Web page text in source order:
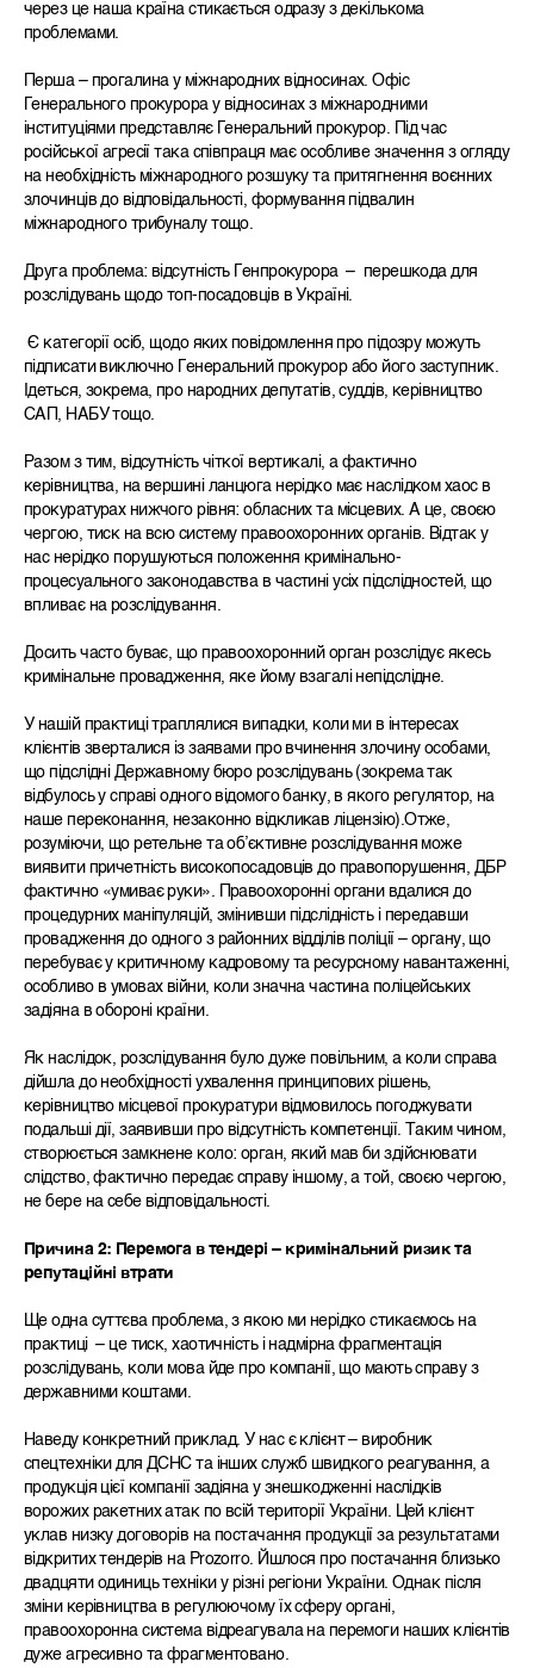
через це наша країна стикається одразу з декількома
проблемами.
Перша – прогалина у міжнародних відносинах. Офіс
Генерального прокурора у відносинах з міжнародними
інституціями представляє Генеральний прокурор. Під час
російської агресії така співпраця має особливе значення з огляду
на необхідність міжнародного розшуку та притягнення воєнних
злочинців до відповідальності, формування підвалин
міжнародного трибуналу тощо.
Друга проблема: відсутність Генпрокурора – перешкода для
розслідувань щодо топ-посадовців в Україні.
Є категорії осіб, щодо яких повідомлення про підозру можуть
підписати виключно Генеральний прокурор або його заступник.
Ідеться, зокрема, про народних депутатів, суддів, керівництво
САП, НАБУ тощо.
Разом з тим, відсутність чіткої вертикалі, а фактично
керівництва, на вершині ланцюга нерідко має наслідком хаос в
прокуратурах нижчого рівня: обласних та місцевих. А це, своєю
чергою, тиск на всю систему правоохоронних органів. Відтак у
нас нерідко порушуються положення кримінально-
процесуального законодавства в частині усіх підслідностей, що
впливає на розслідування.
Досить часто буває, що правоохоронний орган розслідує якесь
кримінальне провадження, яке йому взагалі непідслідне.
У нашій практиці траплялися випадки, коли ми в інтересах
клієнтів зверталися із заявами про вчинення злочину особами,
що підслідні Державному бюро розслідувань (зокрема так
відбулось у справі одного відомого банку, в якого регулятор, на
наше переконання, незаконно відкликав ліцензію).Отже,
розуміючи, що ретельне та об’єктивне розслідування може
виявити причетність високопосадовців до правопорушення, ДБР
фактично «умиває руки». Правоохоронні органи вдалися до
процедурних маніпуляцій, змінивши підслідність і передавши
провадження до одного з районних відділів поліції – органу, що
перебуває у критичному кадровому та ресурсному навантаженні,
особливо в умовах війни, коли значна частина поліцейських
задіяна в обороні країни.
Як наслідок, розслідування було дуже повільним, а коли справа
дійшла до необхідності ухвалення принципових рішень,
керівництво місцевої прокуратури відмовилось погоджувати
подальші дії, заявивши про відсутність компетенції. Таким чином,
створюється замкнене коло: орган, який мав би здійснювати
слідство, фактично передає справу іншому, а той, своєю чергою,
не бере на себе відповідальності.
Причина 2: Перемога в тендері –кримінальний ризикта
репутаційні втрати
Ще одна суттєва проблема, з якою ми нерідко стикаємось на
практиці – це тиск, хаотичність і надмірна фрагментація
розслідувань, коли мова йде про компанії, що мають справу з
державними коштами.
Наведу конкретний приклад. У нас є клієнт – виробник
спецтехніки для ДСНС та інших служб швидкого реагування, а
продукція цієї компанії задіяна у знешкодженні наслідків
ворожих ракетних атак по всій території України. Цей клієнт
уклав низку договорів на постачання продукції за результатами
відкритих тендерів на Prozorro. Йшлося про постачання близько
двадцяти одиниць техніки у різні регіони України. Однак після
зміни керівництва в регулюючому їх сферу органі,
правоохоронна система відреагувала на перемоги наших клієнтів
дуже агресивно та фрагментовано.